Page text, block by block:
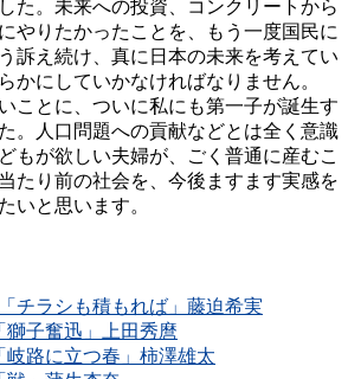
た。未来への投資、コンクリートから
やりたかったことを、もう一度国民に
訴え続け、真に日本の未来を考えてい
かにしていかなければなりません。
ことに、ついに私にも第一子が誕生す
。人口問題への貢献などとは全く意識
もが欲しい夫婦が、ごく普通に産むこ
たり前の社会を、今後ますます実感を
いと思います。
チラシも積もれば」藤迫希実
獅子奮迅」上田秀麿
岐路に立つ春」柿澤雄太